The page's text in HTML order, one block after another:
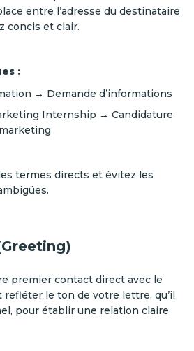
entre l’adresse du destinataire
concis et clair.
:
→ Demande d’informations
Internship → Candidature
termes directs et évitez les
premier contact direct avec le
le ton de votre lettre, qu’il
pour établir une relation claire